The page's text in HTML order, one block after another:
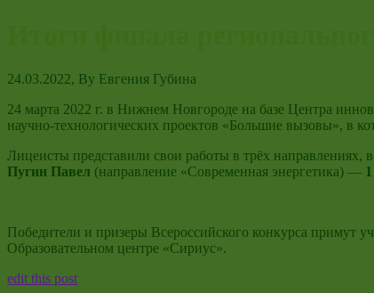
24.03.2022, By Евгения Губина
24 марта 2022 г. в Нижнем Новгороде на базе Центра
научно-технологических проектов «Большие вызовы», в
Лицеисты представили свои работы в трёх
Пугин Павел (направление «Современная энергетика) —
Победители и призеры Всероссийского конкурса примут
Образовательном центре «Сириус».
edit this post